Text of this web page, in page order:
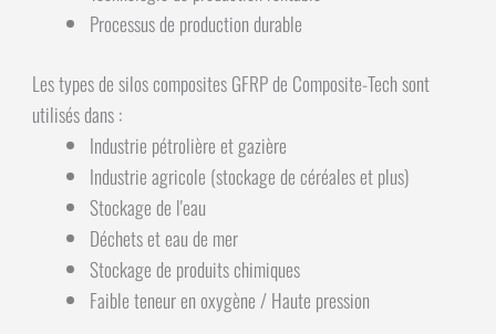
Processus de production durable
Les types de silos composites GFRP de Composite-Tech sont
utilisés dans :
Industrie pétrolière et gazière
Industrie agricole (stockage de céréales et plus)
Stockage de l'eau
Déchets et eau de mer
Stockage de produits chimiques
Faible teneur en oxygène / Haute pression